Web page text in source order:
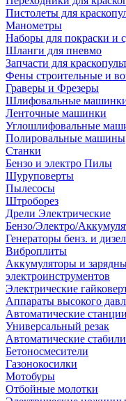
Пистолеты для
Манометры
Наборы для покраски и
Шланги для пневмо
Запчасти для
Фены строительные и
Граверы и Фрезеры
Шлифовальные
Ленточные машинки
Углошлифовальные
Полировальные машины
Станки
Бензо и электро Пилы
Шуруповерты
Пылесосы
Штроборез
Дрели Электрические
Бензо/Электро/
Генераторы бенз. и
Виброплиты
Аккумуляторы и
электроинструментов
Электрические
Аппараты высокого
Автоматические
Универсальный резак
Автоматические
Бетоносмесители
Газонокосилки
Мотобуры
Отбойные молотки